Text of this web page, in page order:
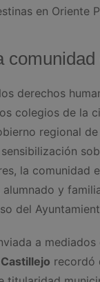
en Oriente
derechos
colegios de la
regional
la comunidad
y
del
a
recordó